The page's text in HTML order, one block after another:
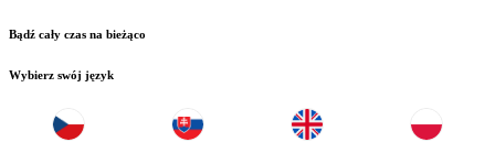
Bądź cały czas na bieżąco
Wybierz swój język